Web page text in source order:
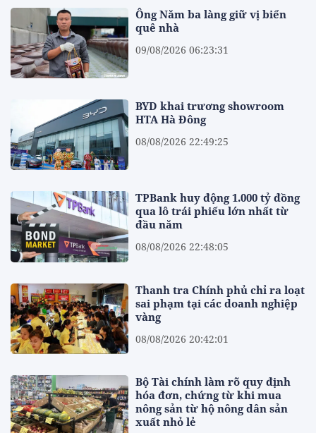
Ông Năm ba làng giữ vị biển
quê nhà
09/08/2026 06:23:31
BYD khai trương showroom
HTA Hà Đông
08/08/2026 22:49:25
TPBank huy động 1.000 tỷ đồng
qua lô trái phiếu lớn nhất từ
đầu năm
08/08/2026 22:48:05
Thanh tra Chính phủ chỉ ra loạt
sai phạm tại các doanh nghiệp
vàng
08/08/2026 20:42:01
Bộ Tài chính làm rõ quy định
hóa đơn, chứng từ khi mua
nông sản từ hộ nông dân sản
xuất nhỏ lẻ